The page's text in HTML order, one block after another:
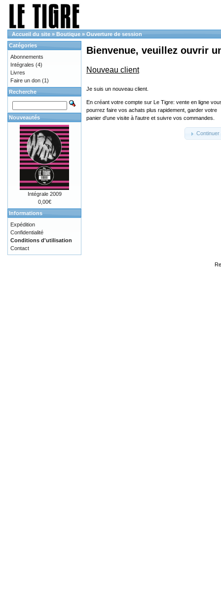
Accueil du site » Boutique » Ouverture de session
Bienvenue, veuillez ouvrir
Nouveau client
Je suis un nouveau client.
En créant votre compte sur Le Tigre: vente en ligne
pourrez faire vos achats plus rapidement, garder votre
panier d'une visite à l'autre et suivre vos commandes.
Continuer
Catégories
Abonnements
Intégrales (4)
Livres
Faire un don (1)
Recherche
Nouveautés
Intégrale 2009
0,00€
Informations
Expédition
Confidentialité
Conditions d'utilisation
Contact